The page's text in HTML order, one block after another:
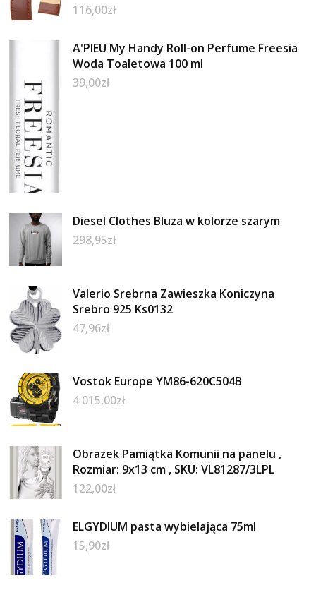
116,00zł
A'PIEU My Handy Roll-on Perfume Freesia
Woda Toaletowa 100 ml
39,00zł
Diesel Clothes Bluza w kolorze szarym
298,95zł
Valerio Srebrna Zawieszka Koniczyna
Srebro 925 Ks0132
47,96zł
Vostok Europe YM86-620C504B
4 015,00zł
Obrazek Pamiątka Komunii na panelu ,
Rozmiar: 9x13 cm , SKU: VL81287/3LPL
122,00zł
ELGYDIUM pasta wybielająca 75ml
15,90zł